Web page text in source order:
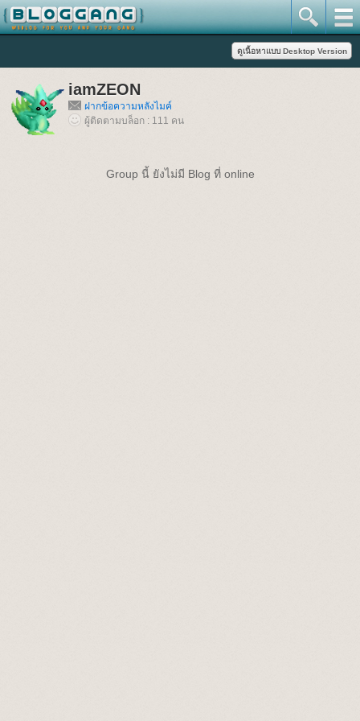
iamZEON
ฝากข้อความหลังไมค์
ผู้ติดตามบล็อก : 111 คน
Group นี้ ยังไม่มี Blog ที่ online